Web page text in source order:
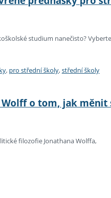
studium nanečisto? Vyberte
, pro střední školy,střední školy
o tom, jak měnit
filozofie Jonathana Wolffa,